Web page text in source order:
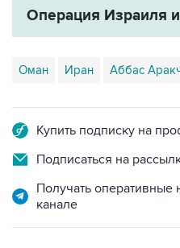
Операция Израиля
Оман Иран Аббас
Купить подписку на
Подписаться на
Получать
канале